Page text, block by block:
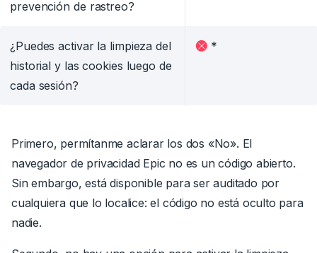
prevención de rastreo?
¿Puedes activar la limpieza del
historial y las cookies luego de
cada sesión?
*
Primero, permítanme aclarar los dos «No». El
navegador de privacidad Epic no es un código abierto.
Sin embargo, está disponible para ser auditado por
cualquiera que lo localice: el código no está oculto para
nadie.